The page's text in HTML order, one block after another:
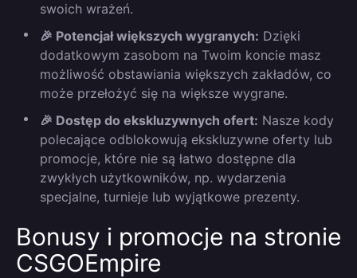
swoich wrażeń.
🎉 Potencjał większych wygranych: Dzięki
dodatkowym zasobom na Twoim koncie masz
możliwość obstawiania większych zakładów, co
może przełożyć się na większe wygrane.
🎉 Dostęp do ekskluzywnych ofert: Nasze kody
polecające odblokowują ekskluzywne oferty lub
promocje, które nie są łatwo dostępne dla
zwykłych użytkowników, np. wydarzenia
specjalne, turnieje lub wyjątkowe prezenty.
Bonusy i promocje na stronie
CSGOEmpire